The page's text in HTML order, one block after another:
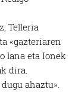
Telleria
«gazteriaren
lana eta Ionek
dira.
ahaztu».